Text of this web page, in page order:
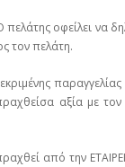
οφείλει να
τον πελάτη.
παραγγελίας
αξία με
από την